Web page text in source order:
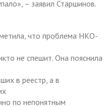
– заявил Старшинов.
что проблема НКО-
не спешит. Она пояснила
в реестр, а в
по непонятным